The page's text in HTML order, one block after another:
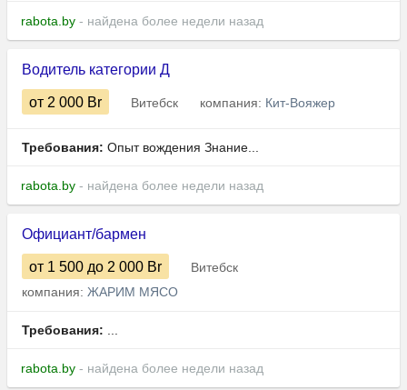
rabota.by - найдена более недели назад
Водитель категории Д
от 2 000 Br Витебск компания: Кит-Вояжер
Требования: Опыт вождения Знание...
rabota.by - найдена более недели назад
Официант/бармен
от 1 500 до 2 000 Br
Витебск
компания: ЖАРИМ МЯСО
Требования: ...
rabota.by - найдена более недели назад